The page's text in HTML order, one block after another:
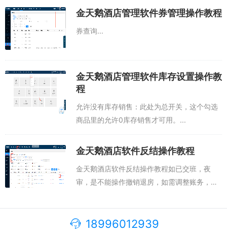
该怎么处理？操作教程：酒店自行操作补录，
金天鹅酒店管理软件券管理操作教程
券查询...
金天鹅酒店管理软件库存设置操作教
程
允许没有库存销售：此处为总开关，这个勾选
商品里的允许0库存销售才可用。...
金天鹅酒店软件反结操作教程
金天鹅酒店软件反结操作教程如已交班，夜
审，是不能操作撤销退房，如需调整账务，可
结。操作路径：订单—>订单查询—>历史订
单，搜索已离店订单，如进行“撤...
18996012939